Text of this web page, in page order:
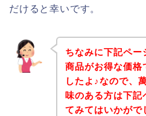
だけると幸いです。
ちなみに下記ペー
商品がお得な価格
したよ♪なので、
味のある方は下記
てみてはいかがで